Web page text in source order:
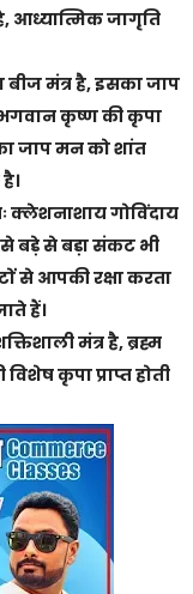
आध्यात्मिक जागृति
मंत्र है, इसका जाप
कृष्ण की कृपा
जाप मन को शांत
क्लेशनाशाय गोविंदाय
से बड़े से बड़ा संकट भी
से आपकी रक्षा करता
हैं।
मंत्र है, ब्रह्म
कृपा प्राप्त होती